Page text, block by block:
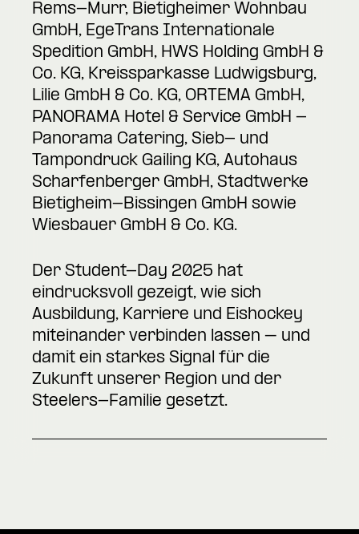
Rems-Murr, Bietigheimer Wohnbau
GmbH, EgeTrans Internationale
Spedition GmbH, HWS Holding GmbH &
Co. KG, Kreissparkasse Ludwigsburg,
Lilie GmbH & Co. KG, ORTEMA GmbH,
PANORAMA Hotel & Service GmbH -
Panorama Catering, Sieb- und
Tampondruck Gailing KG, Autohaus
Scharfenberger GmbH, Stadtwerke
Bietigheim-Bissingen GmbH sowie
Wiesbauer GmbH & Co. KG.
Der Student-Day 2025 hat
eindrucksvoll gezeigt, wie sich
Ausbildung, Karriere und Eishockey
miteinander verbinden lassen – und
damit ein starkes Signal für die
Zukunft unserer Region und der
Steelers-Familie gesetzt.